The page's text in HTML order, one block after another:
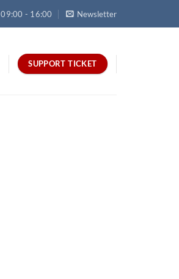
09:00 - 16:00 Newsletter
SUPPORT TICKET